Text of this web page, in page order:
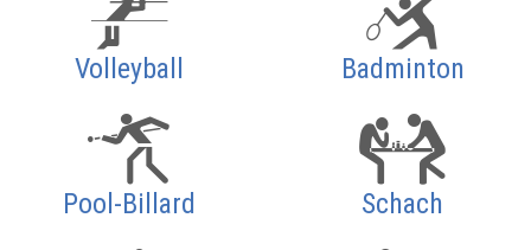
Volleyball Badminton
Pool-Billard Schach